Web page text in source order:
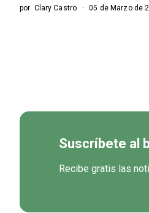
por Clary Castro 05 de Marzo de
Suscríbete al
Recibe gratis las